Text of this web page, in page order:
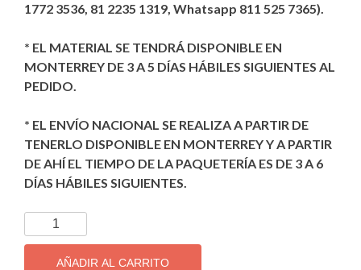
1772 3536, 81 2235 1319, Whatsapp 811 525 7365).
* EL MATERIAL SE TENDRÁ DISPONIBLE EN
MONTERREY DE 3 A 5 DÍAS HÁBILES SIGUIENTES AL
PEDIDO.
* EL ENVÍO NACIONAL SE REALIZA A PARTIR DE
TENERLO DISPONIBLE EN MONTERREY Y A PARTIR
DE AHÍ EL TIEMPO DE LA PAQUETERÍA ES DE 3 A 6
DÍAS HÁBILES SIGUIENTES.
TAPIZ
DECORATIVO
IMPORTADO
AÑADIR AL CARRITO